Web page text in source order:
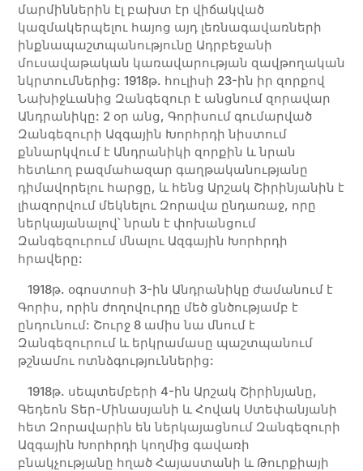
մարմիններին էլ բախտ էր վիճակված
կազմակերպելու հայոց այդ լեռնագավառների
ինքնապաշտպանությունը Ադրբեջանի
մուսավաթական կառավարության զավթողական
նկրտումներից: 1918թ. հուլիսի 23-ին իր զորքով
Նախիջևանից Զանգեզուր է անցնում զորավար
Անդրանիկը: 2 օր անց, Գորիսում գումարված
Զանգեզուրի Ազգային Խորհրդի նիստում
քննարկվում է Անդրանիկի զորքին և նրան
հետևող բազմահազար գաղթականությանը
դիմավորելու հարցը, և հենց Արշակ Շիրինյանին է
լիազորվում մեկնելու Զորավա ընդառաջ, որը
ներկայանալով՝ նրան է փոխանցում
Զանգեզուրում մնալու Ազգային Խորհրդի
հրավերը:
1918թ. օգոստոսի 3-ին Անդրանիկը ժամանում է
Գորիս, որին ժողովուրդը մեծ ցնծությամբ է
ընդունում: Շուրջ 8 ամիս նա մնում է
Զանգեզուրում և երկրամասը պաշտպանում
թշնամու ոտնձգություններից:
1918թ. սեպտեմբերի 4-ին Արշակ Շիրինյանը,
Գեդեոն Տեր-Մինասյանի և Հովակ Ստեփանյանի
հետ Զորավարին են ներկայացնում Զանգեզուրի
Ազգային Խորհրդի կողմից գավառի
բնակչությանը հղած Հայաստանի և Թուրքիայի